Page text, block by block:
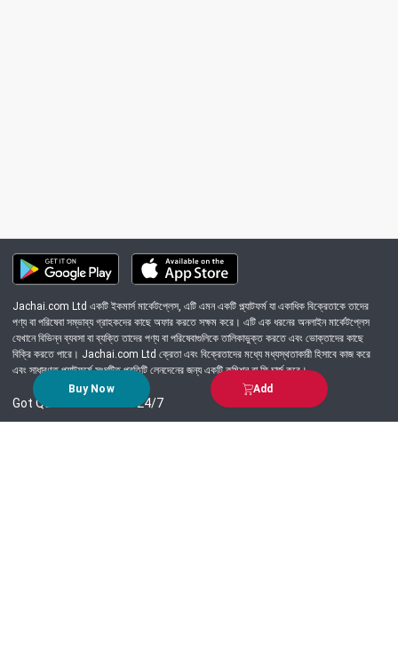
Buy Now Add
Jachai.com Ltd একটি ইকমার্স মার্কেটপ্লেস, এটি এমন একটি প্ল্যাটফর্ম যা একাধিক বিক্রেতাকে তাদের
পণ্য বা পরিষেবা সম্ভাব্য গ্রাহকদের কাছে অফার করতে সক্ষম করে। এটি এক ধরনের অনলাইন মার্কেটপ্লেস
যেখানে বিভিন্ন ব্যবসা বা ব্যক্তি তাদের পণ্য বা পরিষেবাগুলিকে তালিকাভুক্ত করতে এবং ভোক্তাদের কাছে
বিক্রি করতে পারে। Jachai.com Ltd ক্রেতা এবং বিক্রেতাদের মধ্যে মধ্যস্থতাকারী হিসাবে কাজ করে
এবং সাধারণত প্ল্যাটফর্মে সংঘটিত প্রতিটি লেনদেনের জন্য একটি কমিশন বা ফি চার্জ করে।
Got Question? Call us 24/7